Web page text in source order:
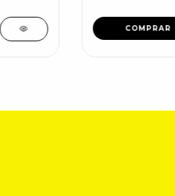
COMPRAR